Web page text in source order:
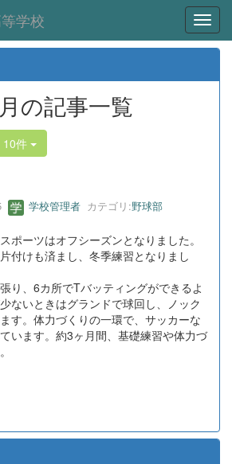
学校
の記事一覧
10件
学校管理者 カテゴリ:野球部
ポーツはオフシーズンとなりました。
付けも済まし、冬季練習となりまし
り、6カ所でTバッティングができるよ
ないときはグランドで球回し、ノック
す。体力づくりの一環で、サッカーな
います。約3ヶ月間、基礎練習や体力づ